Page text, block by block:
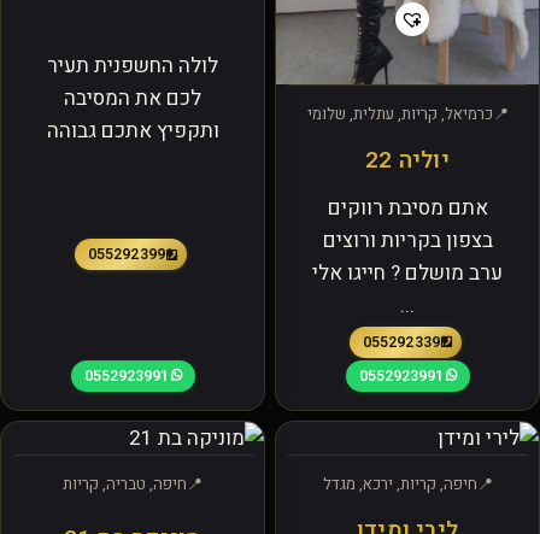
כרמיאל, קריות, עתלית, שלומי
יוליה 22
אתם מסיבת רווקים
בצפון בקריות ורוצים
ערב מושלם ? חייגו אלי
...
0552923391
0552923991
לולה החשפנית תעיר
לכם את המסיבה
ותקפיץ אתכם גבוהה
0552923991
0552923991
חיפה, קריות, ירכא, מגדל חיפה, טבריה, קריות